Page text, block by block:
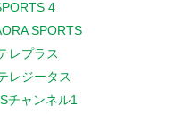
4
SPORTS
レプラス
レジータス
チャンネル1